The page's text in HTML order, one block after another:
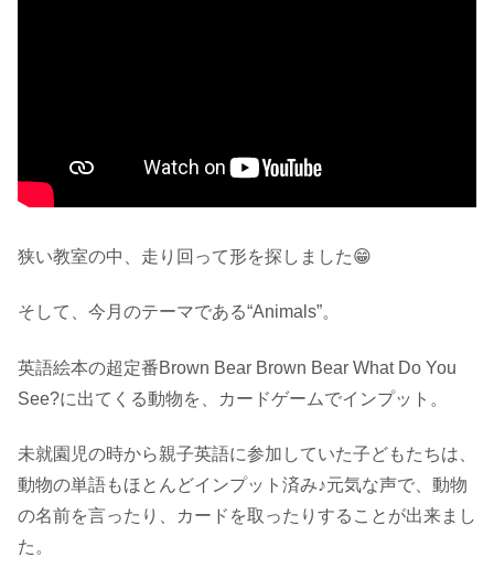
狭い教室の中、走り回って形を探しました😁
そして、今月のテーマである“Animals”。
英語絵本の超定番Brown Bear Brown Bear What Do You
See?に出てくる動物を、カードゲームでインプット。
未就園児の時から親子英語に参加していた子どもたちは、
動物の単語もほとんどインプット済み♪元気な声で、動物
の名前を言ったり、カードを取ったりすることが出来まし
た。